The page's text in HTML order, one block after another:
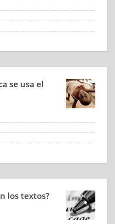
se usa el
los textos?